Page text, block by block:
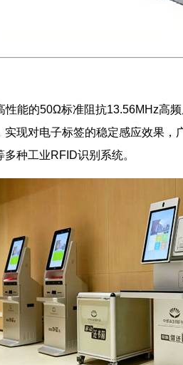
能的50Ω标准阻抗13.56MHz高
现对电子标签的稳定感应效果，
种工业RFID识别系统。